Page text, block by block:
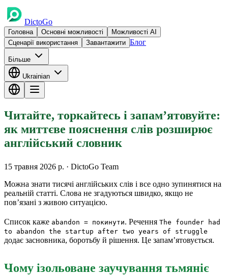
DictoGo
Головна Основні можливості
Можливості AI
Сценарії використання
Завантажити Блог
Більше
Ukrainian
Читайте, торкайтесь і запам’ятовуйте:
як миттєве пояснення слів розширює
англійський словник
15 травня 2026 р. · DictoGo Team
Можна знати тисячі англійських слів і все одно зупинятися на
реальній статті. Слова не згадуються швидко, якщо не
пов’язані з живою ситуацією.
Список каже abandon = покинути. Речення The founder had
to abandon the startup after two years of struggle
додає засновника, боротьбу й рішення. Це запам’ятовується.
Чому ізольоване заучування тьмяніє